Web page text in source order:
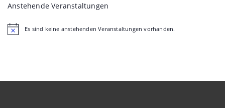
Anstehende Veranstaltungen
HinweisEs sind keine anstehenden Veranstaltungen vorhanden.